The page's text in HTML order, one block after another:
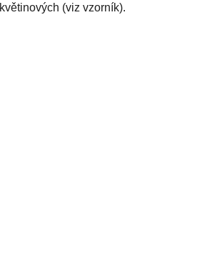
květinových (viz vzorník).